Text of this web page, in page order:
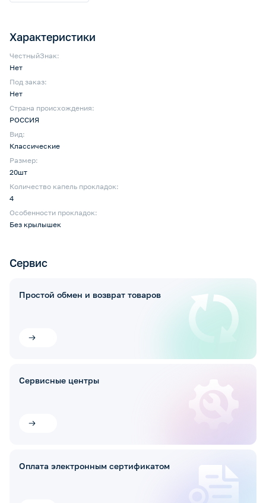
Характеристики
ЧестныйЗнак:
Нет
Под заказ:
Нет
Страна происхождения:
РОССИЯ
Вид:
Классические
Размер:
20шт
Количество капель прокладок:
4
Особенности прокладок:
Без крылышек
Сервис
Простой обмен и возврат товаров
Сервисные центры
Оплата электронным сертификатом